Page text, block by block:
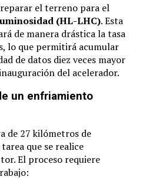
el terreno para el
(HL-LHC). Esta
de manera drástica la tasa
lo que permitirá acumular
de datos diez veces mayor
del acelerador.
un enfriamiento
de 27 kilómetros de
que se realice
El proceso requiere